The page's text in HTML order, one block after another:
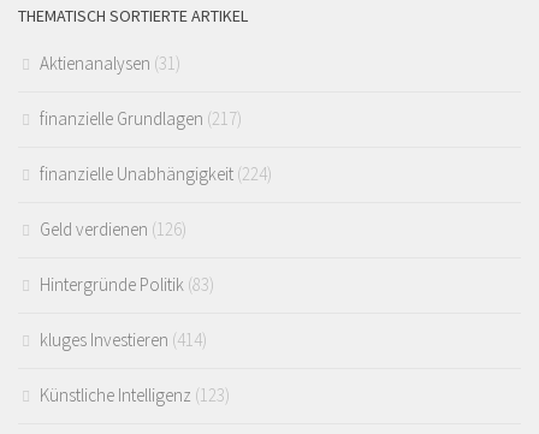
THEMATISCH SORTIERTE ARTIKEL
Aktienanalysen (31)
finanzielle Grundlagen (217)
finanzielle Unabhängigkeit (224)
Geld verdienen (126)
Hintergründe Politik (83)
kluges Investieren (414)
Künstliche Intelligenz (123)